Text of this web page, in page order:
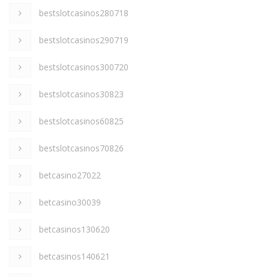
bestslotcasinos280718
bestslotcasinos290719
bestslotcasinos300720
bestslotcasinos30823
bestslotcasinos60825
bestslotcasinos70826
betcasino27022
betcasino30039
betcasinos130620
betcasinos140621